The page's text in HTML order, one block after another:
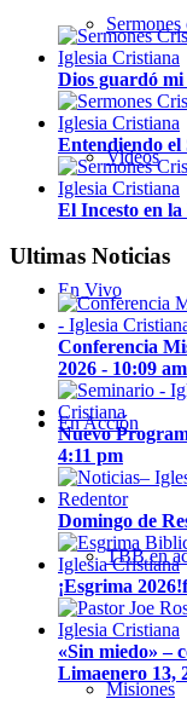
Videos
En Vivo
En Acción
TBB en
Misiones
Dios guardó mi
Entendiendo
El Incesto en
Ultimas Noticias
Conferencia
2026 - 10:09 am
Nuevo
4:11 pm
Domingo de
¡Esgrima 2026!
«Sin miedo» –
Limaenero 13,